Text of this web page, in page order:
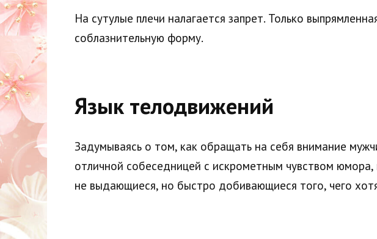
На сутулые плечи налагается запрет. Только
соблазнительную форму.
Язык телодвижений
Задумываясь о том, как обращать на себя внимание
отличной собеседницей с искрометным чувством
не выдающиеся, но быстро добивающиеся того, чего